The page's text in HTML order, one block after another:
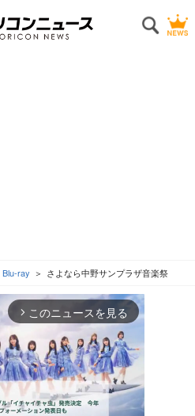
Blu-ray さよなら中野サンプラザ音楽祭
arrow_forward_ios このニュースを見る